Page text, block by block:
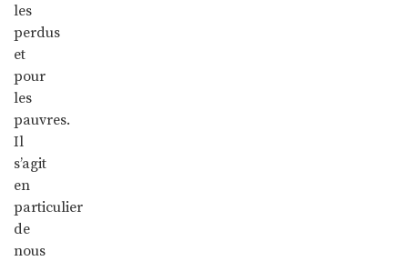
les
perdus
et
pour
les
pauvres.
Il
s’agit
en
particulier
de
nous